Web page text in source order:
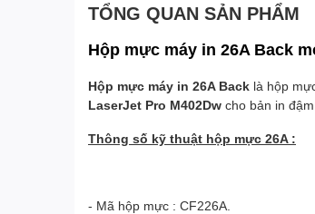
TỔNG QUAN SẢN PHẨM
Hộp mực máy in 26A Back
Hộp mực máy in 26A Back là hộp
LaserJet Pro M402Dw cho bản in
Thông số kỹ thuật hộp mực 26A :
- Mã hộp mực : CF226A.